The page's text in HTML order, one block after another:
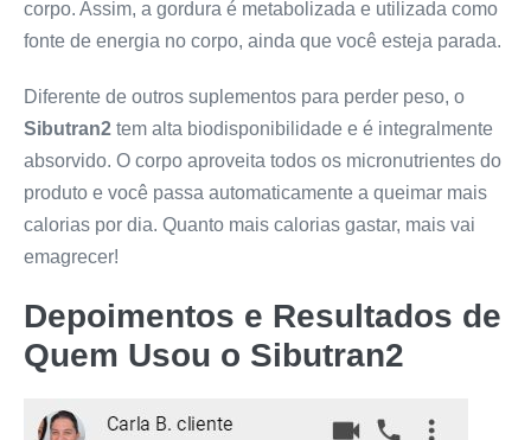
corpo. Assim, a gordura é metabolizada e utilizada como
fonte de energia no corpo, ainda que você esteja parada.
Diferente de outros suplementos para perder peso, o
Sibutran2 tem alta biodisponibilidade e é integralmente
absorvido. O corpo aproveita todos os micronutrientes do
produto e você passa automaticamente a queimar mais
calorias por dia. Quanto mais calorias gastar, mais vai
emagrecer!
Depoimentos e Resultados de
Quem Usou o Sibutran2